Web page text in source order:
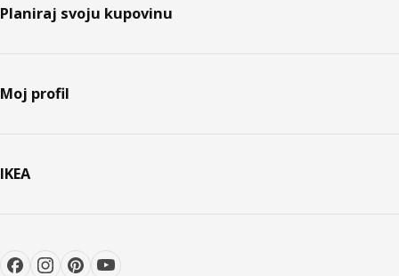
Planiraj svoju kupovinu
Moj profil
IKEA